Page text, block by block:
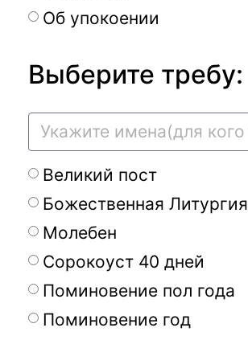
Об упокоении
Выберите требу:
Великий пост
Божественная Литургия
Молебен
Сорокоуст 40 дней
Поминовение пол года
Поминовение год